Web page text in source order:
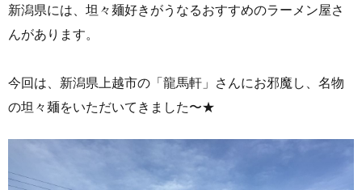
新潟県には、坦々麺好きがうなるおすすめのラーメン屋さ
んがあります。
今回は、新潟県上越市の「龍馬軒」さんにお邪魔し、名物
の坦々麺をいただいてきました〜★